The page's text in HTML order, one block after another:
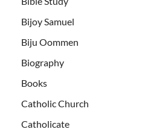
Bijoy Samuel
Biju Oommen
Biography
Books
Catholic Church
Catholicate